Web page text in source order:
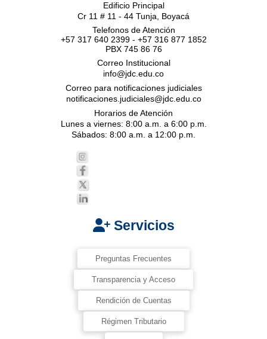
Edificio Principal
Cr 11 # 11 - 44 Tunja, Boyacá
Telefonos de Atención
+57 317 640 2399 - +57 316 877 1852
PBX 745 86 76
Correo Institucional
info@jdc.edu.co
Correo para notificaciones judiciales
notificaciones.judiciales@jdc.edu.co
Horarios de Atención
Lunes a viernes: 8:00 a.m. a 6:00 p.m.
Sábados: 8:00 a.m. a 12:00 p.m.
Servicios
Preguntas Frecuentes
Transparencia y Acceso
Rendición de Cuentas
Régimen Tributario